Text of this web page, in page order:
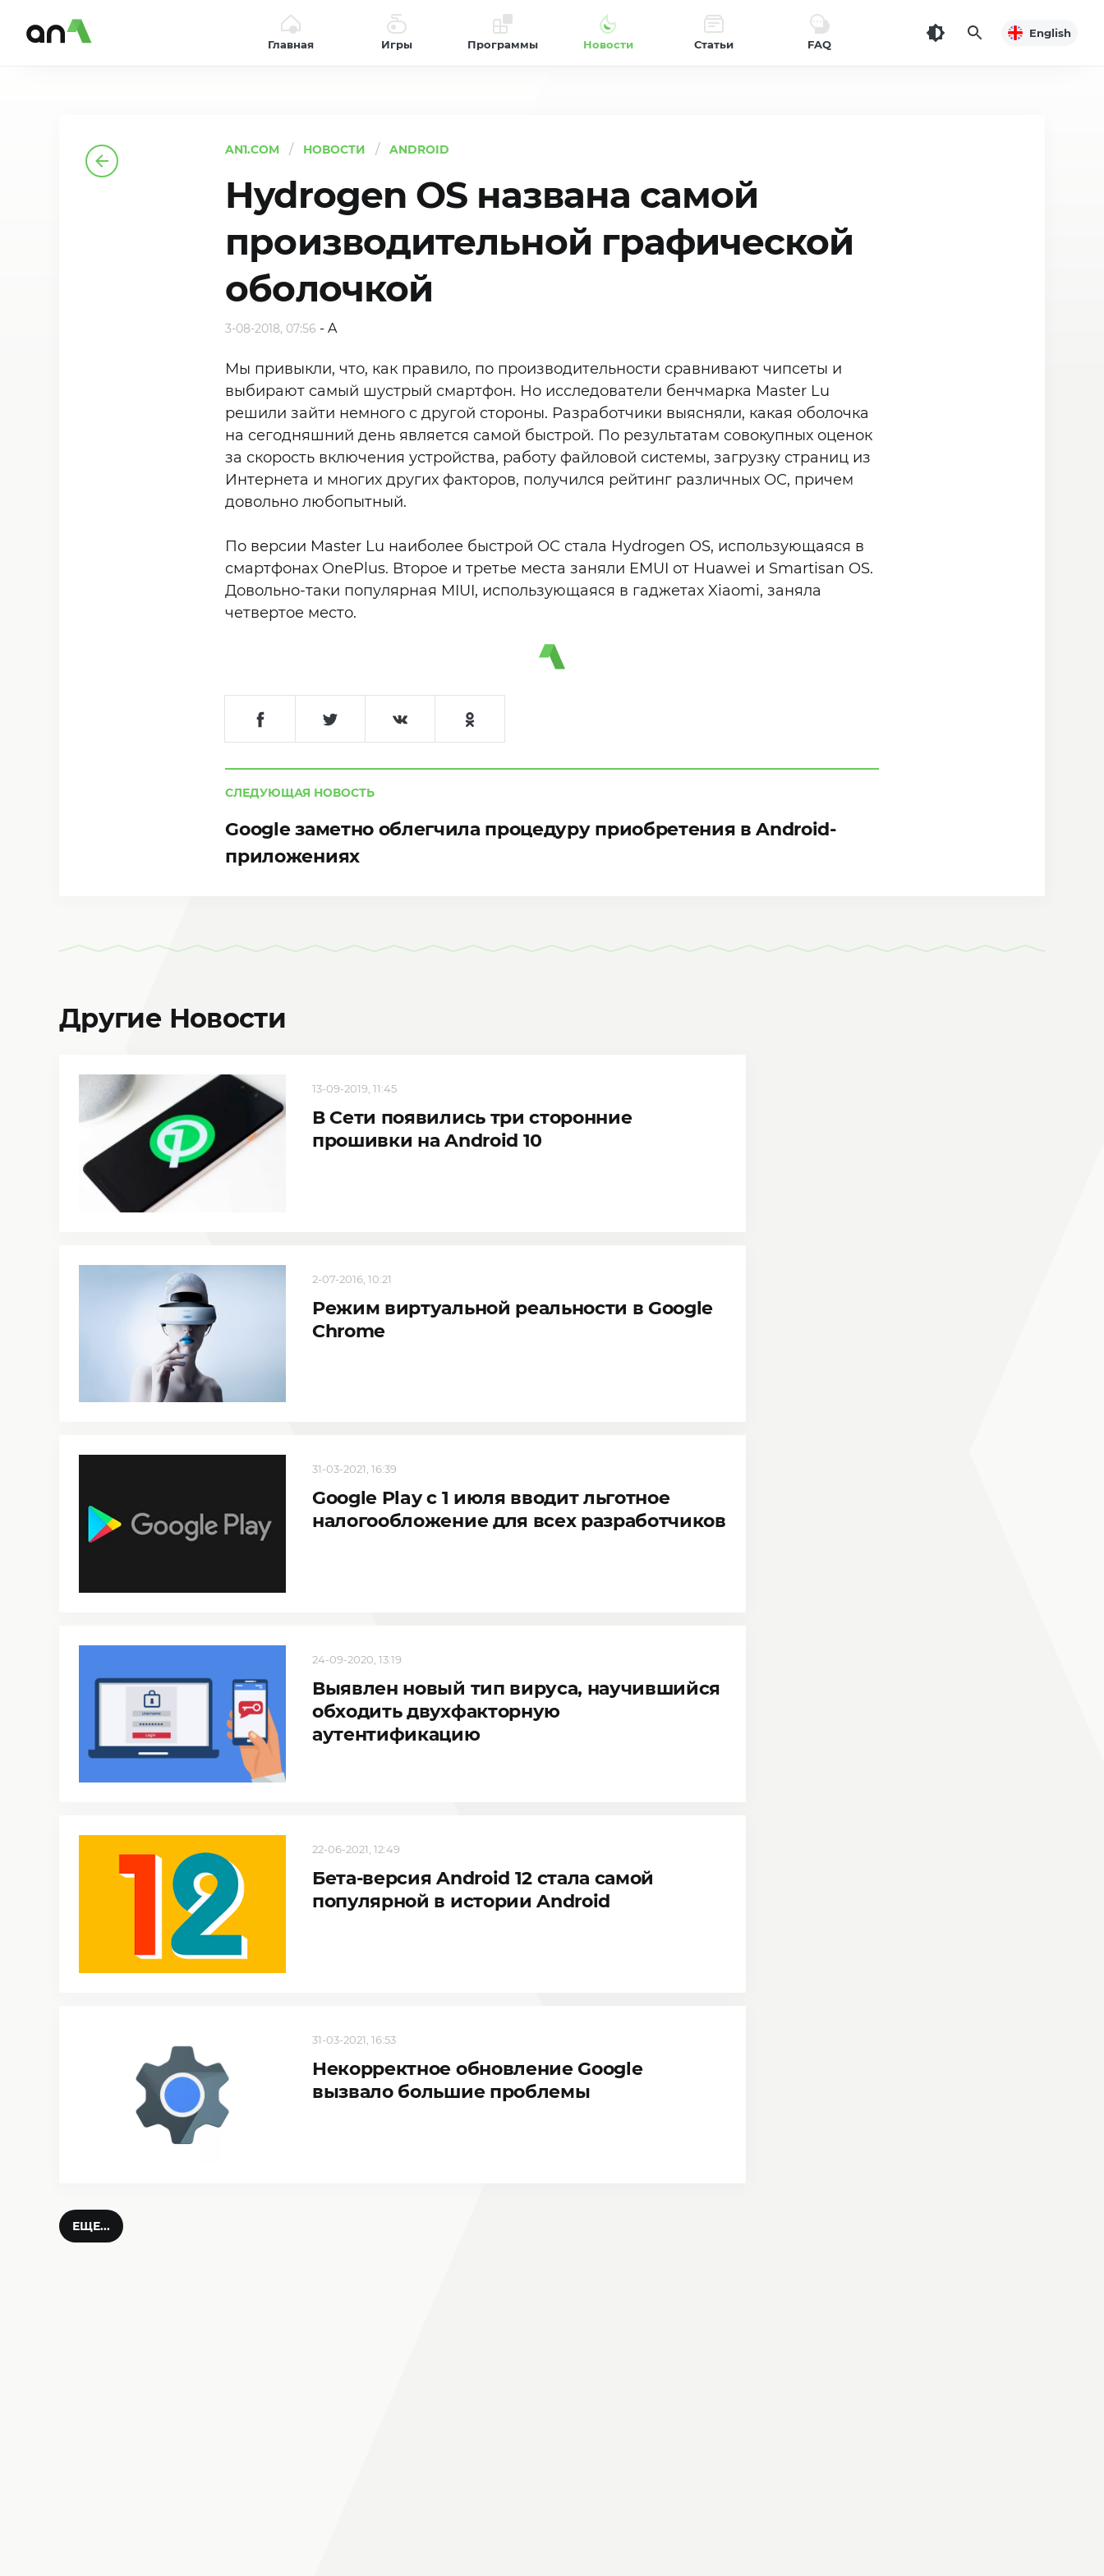
Главная Игры Программы Новости Статьи FAQ
English
AN1.COM НОВОСТИ ANDROID
Hydrogen OS названа самой
производительной графической
оболочкой
3-08-2018, 07:56 -A
Мы привыкли, что, как правило, по производительности сравнивают чипсеты и
выбирают самый шустрый смартфон. Но исследователи бенчмарка Master Lu
решили зайти немного с другой стороны. Разработчики выясняли, какая оболочка
на сегодняшний день является самой быстрой. По результатам совокупных оценок
за скорость включения устройства, работу файловой системы, загрузку страниц из
Интернета и многих других факторов, получился рейтинг различных ОС, причем
довольно любопытный.
По версии Master Lu наиболее быстрой ОС стала Hydrogen OS, использующаяся в
смартфонах OnePlus. Второе и третье места заняли EMUI от Huawei и Smartisan OS.
Довольно-таки популярная MIUI, использующаяся в гаджетах Xiaomi, заняла
четвертое место.
СЛЕДУЮЩАЯ НОВОСТЬ
Google заметно облегчила процедуру приобретения в Android-
приложениях
Другие Новости
13-09-2019, 11:45
В Сети появились три сторонние
прошивки на Android 10
2-07-2016, 10:21
Режим виртуальной реальности в Google
Chrome
31-03-2021, 16:39
Google Play с 1 июля вводит льготное
налогообложение для всех разработчиков
24-09-2020, 13:19
Выявлен новый тип вируса, научившийся
обходить двухфакторную
аутентификацию
22-06-2021, 12:49
Бета-версия Android 12 стала самой
популярной в истории Android
31-03-2021, 16:53
Некорректное обновление Google
вызвало большие проблемы
ЕЩЕ...